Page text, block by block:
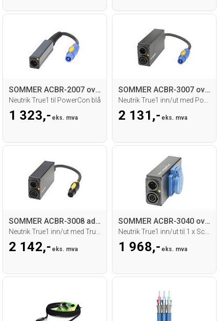
SOMMER ACBR-2007 overgang
Neutrik True1 til PowerCon blå
1 323,- eks. mva
SOMMER ACBR-3007 overgang
2 131,- eks. mva
SOMMER ACBR-3008 adapter
2 142,- eks. mva
SOMMER ACBR-3040 overgang
1 968,- eks. mva